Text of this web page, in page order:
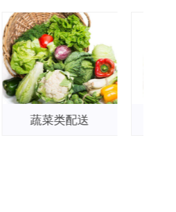
粮油类配送